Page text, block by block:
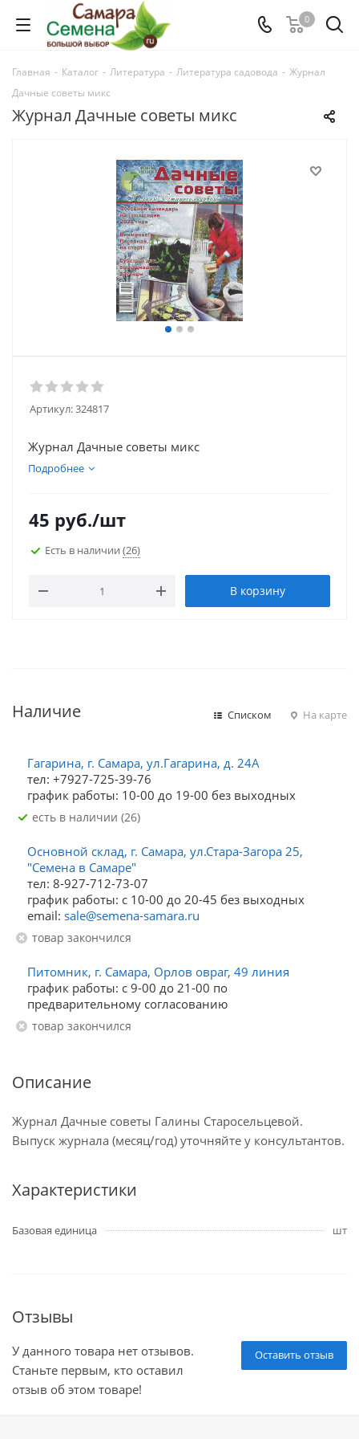
0
Главная - Каталог - Литература - Литература садовода - Журнал
Дачные советы микс
Журнал Дачные советы микс
Артикул:324817
Журнал Дачные советы микс
Подробнее
45 руб./шт
Есть в наличии (26)
В корзину
Наличие Списком На карте
Гагарина, г. Самара, ул.Гагарина, д. 24А
тел: +7927-725-39-76
график работы: 10-00 до 19-00 без выходных
Есть в наличии (26)
Основной склад, г. Самара, ул.Стара-Загора 25,
"Семена в Самаре"
тел: 8-927-712-73-07
график работы: с 10-00 до 20-45 без выходных
email: sale@semena-samara.ru
Товар закончился
Питомник, г. Самара, Орлов овраг, 49 линия
график работы: с 9-00 до 21-00 по
предварительному согласованию
Товар закончился
Описание
Журнал Дачные советы Галины Старосельцевой.
Выпуск журнала (месяц/год) уточняйте у консультантов.
Характеристики
Базовая единица шт
Отзывы
Оставить отзыв
У данного товара нет отзывов.
Станьте первым, кто оставил
отзыв об этом товаре!